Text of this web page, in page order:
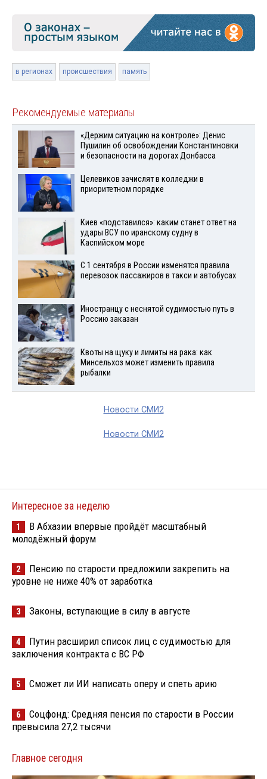
в регионах происшествия память
Рекомендуемые материалы
«Держим ситуацию на контроле»: Денис
Пушилин об освобождении Константиновки
и безопасности на дорогах Донбасса
Целевиков зачислят в колледжи в
приоритетном порядке
Киев «подставился»: каким станет ответ на
удары ВСУ по иранскому судну в
Каспийском море
С 1 сентября в России изменятся правила
перевозок пассажиров в такси и автобусах
Иностранцу с неснятой судимостью путь в
Россию заказан
Квоты на щуку и лимиты на рака: как
Минсельхоз может изменить правила
рыбалки
Новости СМИ2
Новости СМИ2
Интересное за неделю
1
В Абхазии впервые пройдёт масштабный
молодёжный форум
2
Пенсию по старости предложили закрепить на
уровне не ниже 40% от заработка
3 Законы, вступающие в силу в августе
4
Путин расширил список лиц с судимостью для
заключения контракта с ВС РФ
5 Сможет ли ИИ написать оперу и спеть арию
6
Соцфонд: Средняя пенсия по старости в России
превысила 27,2 тысячи
Главное сегодня